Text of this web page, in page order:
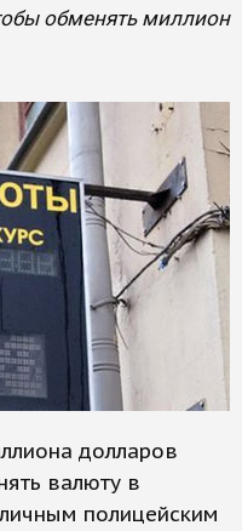
обменять миллион
долларов
валюту в
полицейским